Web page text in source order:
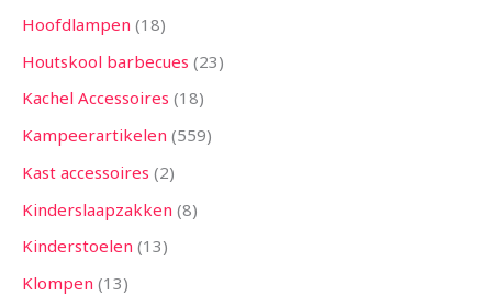
Hoofdlampen 18
Houtskool barbecues 23
Kachel Accessoires 18
Kampeerartikelen 559
Kast accessoires 2
Kinderslaapzakken 8
Kinderstoelen 13
Klompen 13